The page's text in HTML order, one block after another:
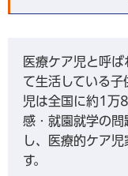
医療ケア児と呼
て生活している子
児は全国に約1万
感・就園就学の問
し、医療的ケア
す。